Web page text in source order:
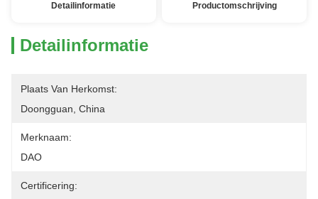
Detailinformatie Productomschrijving
Detailinformatie
Plaats Van Herkomst:
Doongguan, China
Merknaam:
DAO
Certificering: